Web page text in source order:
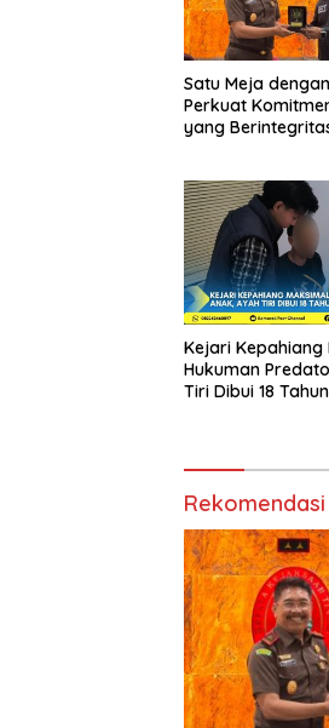
Satu Meja
Perkuat
yang
Kejari Kepahiang
Hukuman
Tiri Dibui 18 Tahun